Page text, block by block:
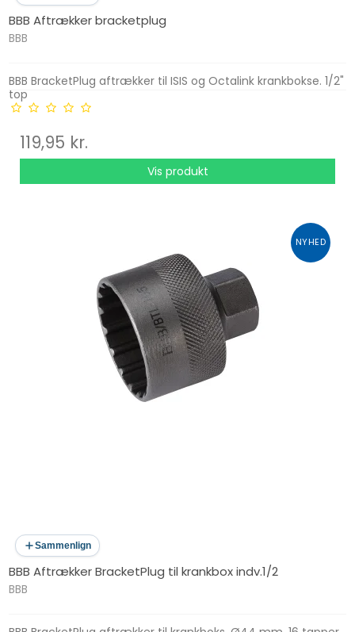
BBB Aftrækker bracketplug
BBB
BBB BracketPlug aftrækker til ISIS og Octalink krankbokse. 1/2"
top
119,95 kr.
Vis produkt
NYHED
Sammenlign
BBB Aftrækker BracketPlug til krankbox indv.1/2
BBB